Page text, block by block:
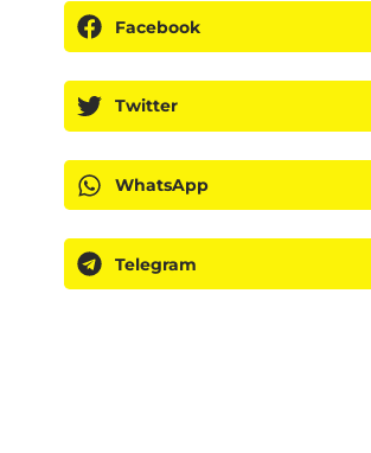
Facebook
Twitter
WhatsApp
Telegram